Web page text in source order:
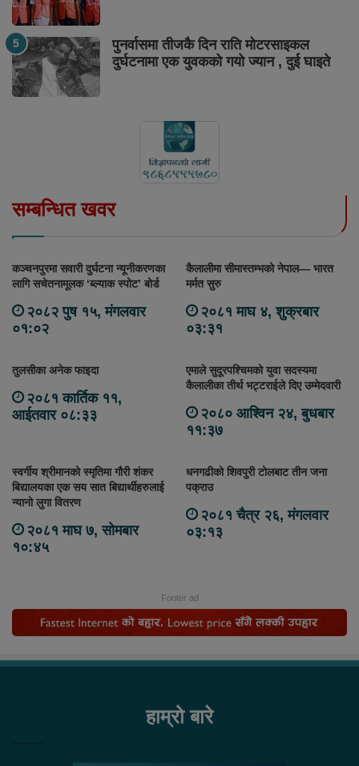
पुनर्वासमा तीजकै दिन राति मोटरसाइकल
दुर्घटनामा एक युवकको गयो ज्यान , दुई घाइते
सम्बन्धित खवर
कञ्चनपुरमा सवारी दुर्घटना न्यूनीकरणका
लागि सचेतनामूलक ‘ब्ल्याक स्पोट’ बोर्ड
२०८२ पुष १५, मंगलवार
०१:०२
कैलालीमा सीमास्तम्भको नेपाल— भारत
मर्मत सुरु
२०८१ माघ ४, शुक्रबार
०३:३१
तुलसीका अनेक फाइदा
२०८१ कार्तिक ११,
आईतवार ०८:३३
एमाले सुदूरपश्चिमको युवा सदस्यमा
कैलालीका तीर्थ भट्टराईले दिए उम्मेदवारी
२०८० आश्विन २४, बुधबार
११:३७
स्वर्गीय श्रीमानको स्मृतिमा गौरी शंकर
बिद्यालयका एक सय सात बिद्यार्थीहरुलाई
न्यानो लुगा वितरण
२०८१ माघ ७, सोमबार
१०:४५
धनगढीको शिवपुरी टोलबाट तीन जना
पक्राउ
२०८१ चैत्र २६, मंगलवार
०३:१३
Footer ad
हाम्रो बारे